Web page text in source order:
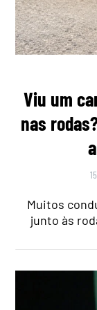
Viu um
nas
Muitos
junto às